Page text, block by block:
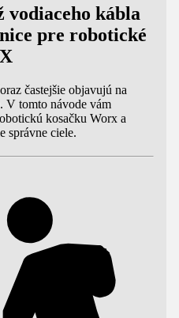
vodiaceho kábla
pre robotické
častejšie objavujú na
V tomto návode vám
kosačku Worx a
správne ciele.